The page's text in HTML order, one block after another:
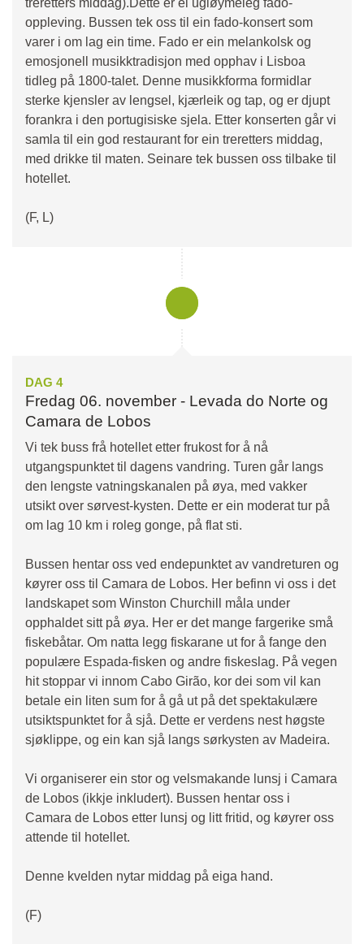
treretters middag).Dette er ei ugløymeleg fado-
oppleving. Bussen tek oss til ein fado-konsert som
varer i om lag ein time. Fado er ein melankolsk og
emosjonell musikktradisjon med opphav i Lisboa
tidleg på 1800-talet. Denne musikkforma formidlar
sterke kjensler av lengsel, kjærleik og tap, og er djupt
forankra i den portugisiske sjela. Etter konserten går vi
samla til ein god restaurant for ein treretters middag,
med drikke til maten. Seinare tek bussen oss tilbake til
hotellet.
(F, L)
DAG 4
Fredag 06. november - Levada do Norte og
Camara de Lobos
Vi tek buss frå hotellet etter frukost for å nå
utgangspunktet til dagens vandring. Turen går langs
den lengste vatningskanalen på øya, med vakker
utsikt over sørvest-kysten. Dette er ein moderat tur på
om lag 10 km i roleg gonge, på flat sti.
Bussen hentar oss ved endepunktet av vandreturen og
køyrer oss til Camara de Lobos. Her befinn vi oss i det
landskapet som Winston Churchill måla under
opphaldet sitt på øya. Her er det mange fargerike små
fiskebåtar. Om natta legg fiskarane ut for å fange den
populære Espada-fisken og andre fiskeslag. På vegen
hit stoppar vi innom Cabo Girão, kor dei som vil kan
betale ein liten sum for å gå ut på det spektakulære
utsiktspunktet for å sjå. Dette er verdens nest høgste
sjøklippe, og ein kan sjå langs sørkysten av Madeira.
Vi organiserer ein stor og velsmakande lunsj i Camara
de Lobos (ikkje inkludert). Bussen hentar oss i
Camara de Lobos etter lunsj og litt fritid, og køyrer oss
attende til hotellet.
Denne kvelden nytar middag på eiga hand.
(F)